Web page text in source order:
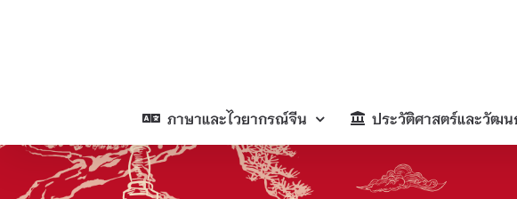
ภาษาและไวยากรณ์จีน ประวัติศาสตร์และวัฒน